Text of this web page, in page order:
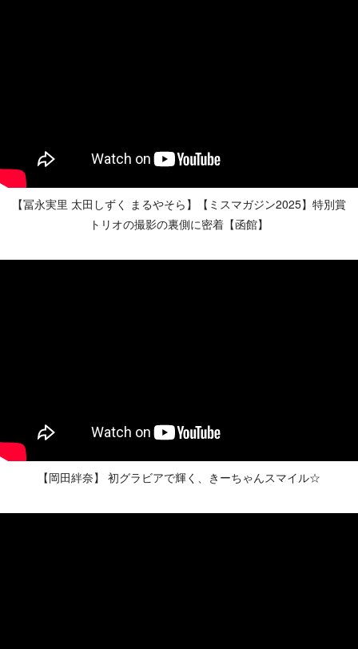
【冨永実里 太田しずく まるやそら】【ミスマガジン2025】特別賞
トリオの撮影の裏側に密着【函館】
【岡田絆奈】 初グラビアで輝く、きーちゃんスマイル☆